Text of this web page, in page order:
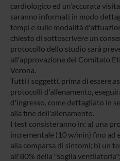
cardiologico ed un'accurata
saranno informati in modo
tempi e sulle modalità
chiesto di sottoscrivere un
protocollo dello studio sarà
all'approvazione del Comitato
Verona.
Tutti i soggetti, prima di essere
protocolli d'allenamento,
d'ingresso, come dettagliato in
alla fine dell'allenamento.
I test consisteranno in: a) una
incrementale (10 w/min) fino ad
alla comparsa di sintomi; b) un
all'80% della "soglia